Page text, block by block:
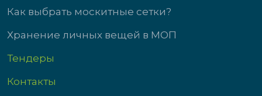
Как выбрать москитные сетки?
Хранение личных вещей в МОП
Тендеры
Контакты